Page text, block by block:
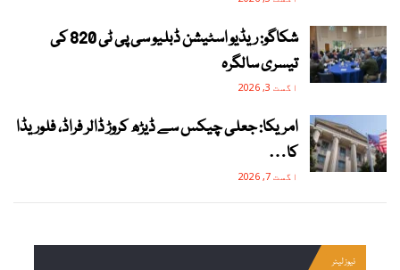
شکاگو: ریڈیو اسٹیشن ڈبلیو سی پی ٹی 820 کی
تیسری سالگرہ
اگست 3, 2026
امریکا: جعلی چیکس سے ڈیڑھ کروڑ ڈالر فراڈ، فلوریڈا
کا…
اگست 7, 2026
نیوز لیٹر